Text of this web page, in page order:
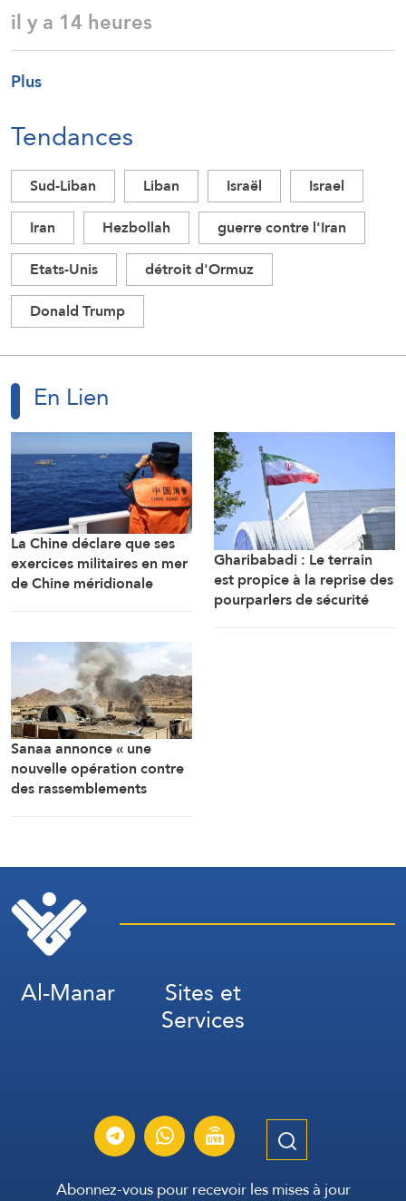
il y a 14 heures
Plus
Tendances
Sud-Liban Liban Israël
Israel
Iran
Hezbollah
guerre contre l'Iran
Etats-Unis
détroit d'Ormuz
Donald Trump
En Lien
La Chine déclare que ses
exercices militaires en mer
de Chine méridionale
Philippines
Gharibabadi : Le terrain
est propice à la reprise des
pourparlers de sécurité
Sanaa annonce « une
nouvelle opération contre
des rassemblements
Al-Manar Sites et
Services
Abonnez-vous pour recevoir les mises à jour